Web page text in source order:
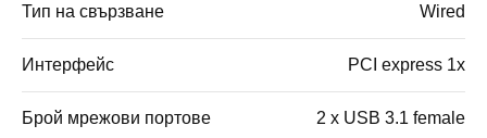
Тип на свързване Wired
Интерфейс PCI express 1x
Брой мрежови портове 2 x USB 3.1 female